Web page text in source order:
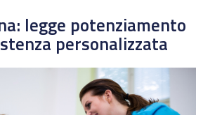
legge potenziamento
personalizzata